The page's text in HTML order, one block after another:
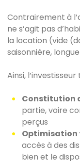
Contrairement à
ne s’agit pas
la location (vide
saisonnière,
Ainsi,
Constitution
partie, voire
perçus
Optimisation
accès à des
bien et le